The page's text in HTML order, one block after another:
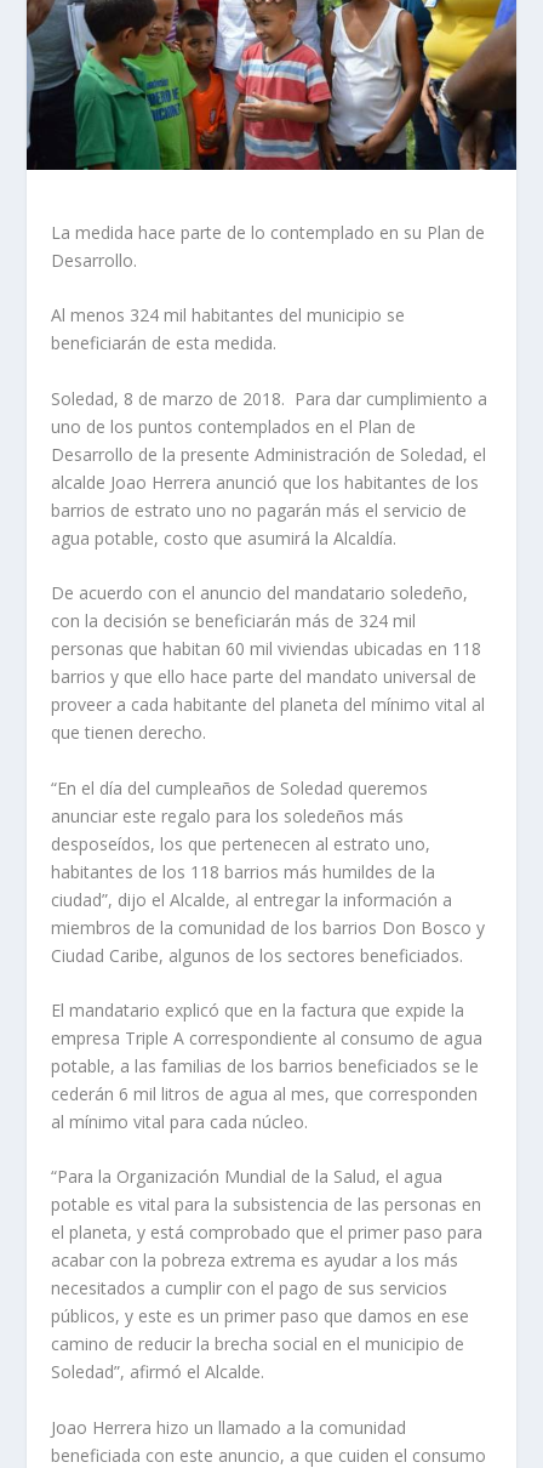
La medida hace parte de lo contemplado en su Plan de
Desarrollo.
Al menos 324 mil habitantes del municipio se
beneficiarán de esta medida.
Soledad, 8 de marzo de 2018. Para dar cumplimiento a
uno de los puntos contemplados en el Plan de
Desarrollo de la presente Administración de Soledad, el
alcalde Joao Herrera anunció que los habitantes de los
barrios de estrato uno no pagarán más el servicio de
agua potable, costo que asumirá la Alcaldía.
De acuerdo con el anuncio del mandatario soledeño,
con la decisión se beneficiarán más de 324 mil
personas que habitan 60 mil viviendas ubicadas en 118
barrios y que ello hace parte del mandato universal de
proveer a cada habitante del planeta del mínimo vital al
que tienen derecho.
“En el día del cumpleaños de Soledad queremos
anunciar este regalo para los soledeños más
desposeídos, los que pertenecen al estrato uno,
habitantes de los 118 barrios más humildes de la
ciudad”, dijo el Alcalde, al entregar la información a
miembros de la comunidad de los barrios Don Bosco y
Ciudad Caribe, algunos de los sectores beneficiados.
El mandatario explicó que en la factura que expide la
empresa Triple A correspondiente al consumo de agua
potable, a las familias de los barrios beneficiados se le
cederán 6 mil litros de agua al mes, que corresponden
al mínimo vital para cada núcleo.
“Para la Organización Mundial de la Salud, el agua
potable es vital para la subsistencia de las personas en
el planeta, y está comprobado que el primer paso para
acabar con la pobreza extrema es ayudar a los más
necesitados a cumplir con el pago de sus servicios
públicos, y este es un primer paso que damos en ese
camino de reducir la brecha social en el municipio de
Soledad”, afirmó el Alcalde.
Joao Herrera hizo un llamado a la comunidad
beneficiada con este anuncio, a que cuiden el consumo